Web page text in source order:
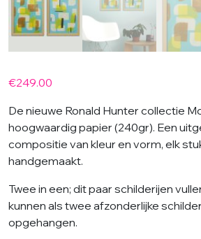
€249.00
De nieuwe Ronald Hunter collectie
hoogwaardig papier (240gr). Een
compositie van kleur en vorm, elk
handgemaakt.
Twee in een; dit paar schilderijen
kunnen als twee afzonderlijke
opgehangen.